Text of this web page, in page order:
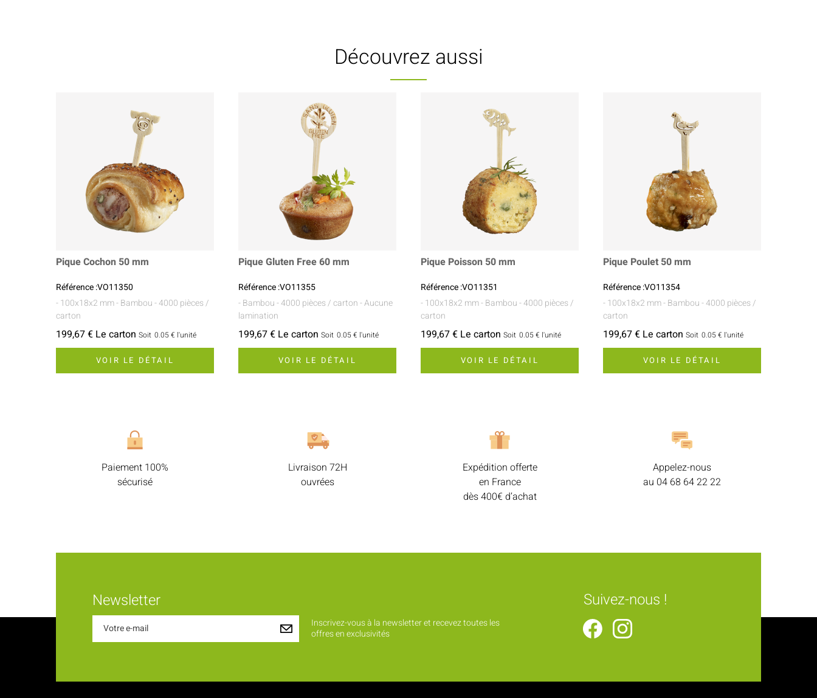
Découvrez aussi
Pique Cochon 50 mm
Référence :VO11350
- 100x18x2 mm- Bambou- 4000 pièces /
carton
199,67 € Le carton Soit 0.05 € l'unité
VOIR LE DÉTAIL
Pique Gluten Free 60 mm
Référence :VO11355
- Bambou- 4000 pièces / carton- Aucune
lamination
199,67 € Le carton Soit 0.05 € l'unité
VOIR LE DÉTAIL
Pique Poisson 50 mm
Référence :VO11351
- 100x18x2 mm- Bambou- 4000 pièces /
carton
199,67 € Le carton Soit 0.05 € l'unité
VOIR LE DÉTAIL
Pique Poulet 50 mm
Référence :VO11354
- 100x18x2 mm- Bambou- 4000 pièces /
carton
199,67 € Le carton Soit 0.05 € l'unité
VOIR LE DÉTAIL
Paiement 100%
sécurisé
Livraison 72H
ouvrées
Expédition offerte
en France
dès 400€ d’achat
Appelez-nous
au 04 68 64 22 22
Newsletter
Inscrivez-vous à la newsletter et recevez toutes les
offres en exclusivités
Suivez-nous !